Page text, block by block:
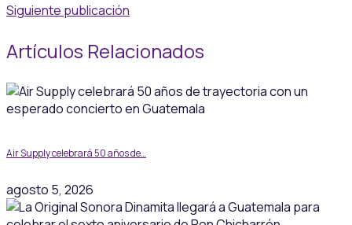
Siguiente publicación
Artículos Relacionados
Air Supply celebrará 50 años de…
agosto 5, 2026